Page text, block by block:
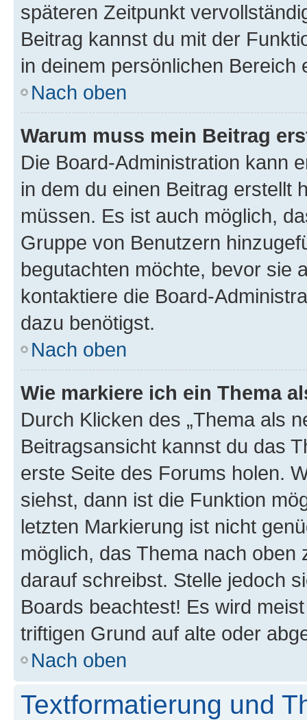
späteren Zeitpunkt
Beitrag kannst du mit der
in deinem persönlichen Bereich
Nach oben
Warum muss mein Beitrag
Die Board-Administration kann
in dem du einen Beitrag erstellt
müssen. Es ist auch möglich,
Gruppe von Benutzern
begutachten möchte, bevor sie
kontaktiere die Board-
dazu benötigst.
Nach oben
Wie markiere ich ein Thema
Durch Klicken des „Thema als
Beitragsansicht kannst du das
erste Seite des Forums holen.
siehst, dann ist die Funktion
letzten Markierung ist nicht
möglich, das Thema nach oben
darauf schreibst. Stelle jedoch
Boards beachtest! Es wird
triftigen Grund auf alte oder
Nach oben
Textformatierung und